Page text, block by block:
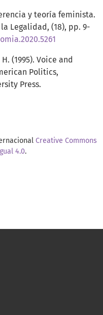
y teoría feminista.
Legalidad, (18), pp. 9-
(1995). Voice and
Politics,
Press.
Creative Commons
4.0.